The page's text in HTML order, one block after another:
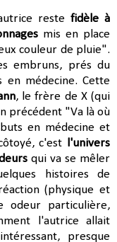
reste fidèle à
mis en place
couleur de pluie".
embruns, prés du
en médecine. Cette
, le frère de X (qui
précédent "Va là où
en médecine et
c'est l'univers
qui va se mêler
histoires de
(physique et
odeur particulière,
l'autrice allait
presque